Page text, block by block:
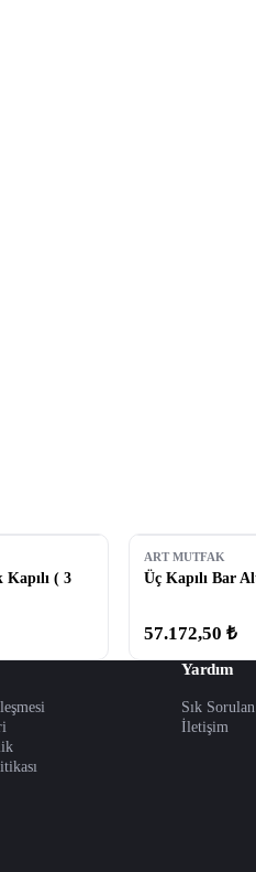
Kapılı ( 3
ART MUTFAK
Üç Kapılı Bar
57.172,50 ₺
Yardım
Sık
İletişim